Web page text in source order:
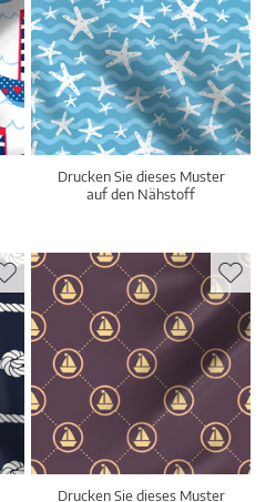
Drucken Sie dieses Muster
auf den Nähstoff
Drucken Sie dieses Muster